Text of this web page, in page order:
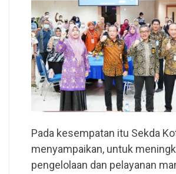
Pada kesempatan itu Sekda
menyampaikan, untuk
pengelolaan dan pelayanan